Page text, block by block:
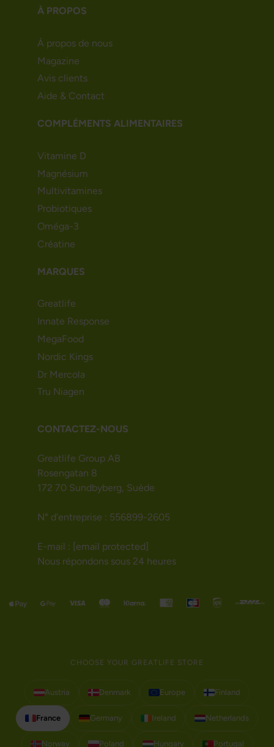
À PROPOS
À propos de nous
Magazine
Avis clients
Aide & Contact
COMPLÉMENTS ALIMENTAIRES
Vitamine D
Magnésium
Multivitamines
Probiotiques
Oméga-3
Créatine
MARQUES
Greatlife
Innate Response
MegaFood
Nordic Kings
Dr Mercola
Tru Niagen
CONTACTEZ-NOUS
Greatlife Group AB
Rosengatan 8
172 70 Sundbyberg, Suède
N° d’entreprise : 556899-2605
E-mail : [email protected]
Nous répondons sous 24 heures
CHOOSE YOUR GREATLIFE STORE
Austria Denmark Europe Finland
France Germany Ireland Netherlands
Norway Poland Hungary Portugal